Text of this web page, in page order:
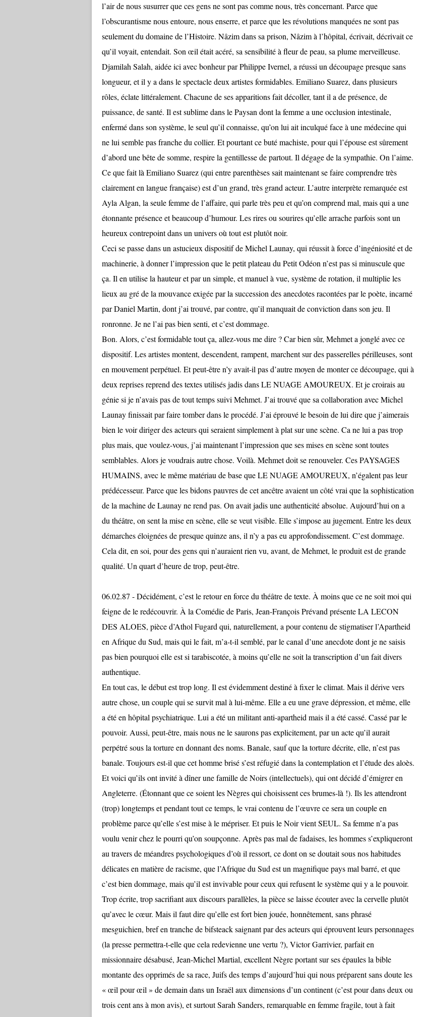
l’air de nous susurrer que ces gens ne sont pas comme nous, très concernant. Parce que
l’obscurantisme nous entoure, nous enserre, et parce que les révolutions manquées ne sont pas
seulement du domaine de l’Histoire. Nâzim dans sa prison, Nâzim à l’hôpital, écrivait, décrivait ce
qu’il voyait, entendait. Son œil était acéré, sa sensibilité à fleur de peau, sa plume merveilleuse.
Djamilah Salah, aidée ici avec bonheur par Philippe Ivernel, a réussi un découpage presque sans
longueur, et il y a dans le spectacle deux artistes formidables. Emiliano Suarez, dans plusieurs
rôles, éclate littéralement. Chacune de ses apparitions fait décoller, tant il a de présence, de
puissance, de santé. Il est sublime dans le Paysan dont la femme a une occlusion intestinale,
enfermé dans son système, le seul qu’il connaisse, qu’on lui ait inculqué face à une médecine qui
ne lui semble pas franche du collier. Et pourtant ce buté machiste, pour qui l’épouse est sûrement
d’abord une bête de somme, respire la gentillesse de partout. Il dégage de la sympathie. On l’aime.
Ce que fait là Emiliano Suarez (qui entre parenthèses sait maintenant se faire comprendre très
clairement en langue française) est d’un grand, très grand acteur. L’autre interprète remarquée est
Ayla Algan, la seule femme de l’affaire, qui parle très peu et qu’on comprend mal, mais qui a une
étonnante présence et beaucoup d’humour. Les rires ou sourires qu’elle arrache parfois sont un
heureux contrepoint dans un univers où tout est plutôt noir.
Ceci se passe dans un astucieux dispositif de Michel Launay, qui réussit à force d’ingéniosité et de
machinerie, à donner l’impression que le petit plateau du Petit Odéon n’est pas si minuscule que
ça. Il en utilise la hauteur et par un simple, et manuel à vue, système de rotation, il multiplie les
lieux au gré de la mouvance exigée par la succession des anecdotes racontées par le poète, incarné
par Daniel Martin, dont j’ai trouvé, par contre, qu’il manquait de conviction dans son jeu. Il
ronronne. Je ne l’ai pas bien senti, et c’est dommage.
Bon. Alors, c’est formidable tout ça, allez-vous me dire ? Car bien sûr, Mehmet a jonglé avec ce
dispositif. Les artistes montent, descendent, rampent, marchent sur des passerelles périlleuses, sont
en mouvement perpétuel. Et peut-être n’y avait-il pas d’autre moyen de monter ce découpage, qui à
deux reprises reprend des textes utilisés jadis dans LE NUAGE AMOUREUX. Et je croirais au
génie si je n’avais pas de tout temps suivi Mehmet. J’ai trouvé que sa collaboration avec Michel
Launay finissait par faire tomber dans le procédé. J’ai éprouvé le besoin de lui dire que j’aimerais
bien le voir diriger des acteurs qui seraient simplement à plat sur une scène. Ca ne lui a pas trop
plus mais, que voulez-vous, j’ai maintenant l’impression que ses mises en scène sont toutes
semblables. Alors je voudrais autre chose. Voilà. Mehmet doit se renouveler. Ces PAYSAGES
HUMAINS, avec le même matériau de base que LE NUAGE AMOUREUX, n’égalent pas leur
prédécesseur. Parce que les bidons pauvres de cet ancêtre avaient un côté vrai que la sophistication
de la machine de Launay ne rend pas. On avait jadis une authenticité absolue. Aujourd’hui on a
du théâtre, on sent la mise en scène, elle se veut visible. Elle s’impose au jugement. Entre les deux
démarches éloignées de presque quinze ans, il n’y a pas eu approfondissement. C’est dommage.
Cela dit, en soi, pour des gens qui n’auraient rien vu, avant, de Mehmet, le produit est de grande
qualité. Un quart d’heure de trop, peut-être.
06.02.87 - Décidément, c’est le retour en force du théâtre de texte. À moins que ce ne soit moi qui
feigne de le redécouvrir. À la Comédie de Paris, Jean-François Prévand présente LA LECON
DES ALOES, pièce d’Athol Fugard qui, naturellement, a pour contenu de stigmatiser l’Apartheid
en Afrique du Sud, mais qui le fait, m’a-t-il semblé, par le canal d’une anecdote dont je ne saisis
pas bien pourquoi elle est si tarabiscotée, à moins qu’elle ne soit la transcription d’un fait divers
authentique.
En tout cas, le début est trop long. Il est évidemment destiné à fixer le climat. Mais il dérive vers
autre chose, un couple qui se survit mal à lui-même. Elle a eu une grave dépression, et même, elle
a été en hôpital psychiatrique. Lui a été un militant anti-apartheid mais il a été cassé. Cassé par le
pouvoir. Aussi, peut-être, mais nous ne le saurons pas explicitement, par un acte qu’il aurait
perpétré sous la torture en donnant des noms. Banale, sauf que la torture décrite, elle, n’est pas
banale. Toujours est-il que cet homme brisé s’est réfugié dans la contemplation et l’étude des aloès.
Et voici qu’ils ont invité à dîner une famille de Noirs (intellectuels), qui ont décidé d’émigrer en
Angleterre. (Étonnant que ce soient les Nègres qui choisissent ces brumes-là !). Ils les attendront
(trop) longtemps et pendant tout ce temps, le vrai contenu de l’œuvre ce sera un couple en
problème parce qu’elle s’est mise à le mépriser. Et puis le Noir vient SEUL. Sa femme n’a pas
voulu venir chez le pourri qu’on soupçonne. Après pas mal de fadaises, les hommes s’expliqueront
au travers de méandres psychologiques d’où il ressort, ce dont on se doutait sous nos habitudes
délicates en matière de racisme, que l’Afrique du Sud est un magnifique pays mal barré, et que
c’est bien dommage, mais qu’il est invivable pour ceux qui refusent le système qui y a le pouvoir.
Trop écrite, trop sacrifiant aux discours parallèles, la pièce se laisse écouter avec la cervelle plutôt
qu’avec le cœur. Mais il faut dire qu’elle est fort bien jouée, honnêtement, sans phrasé
mesguichien, bref en tranche de bifsteack saignant par des acteurs qui éprouvent leurs personnages
(la presse permettra-t-elle que cela redevienne une vertu ?), Victor Garrivier, parfait en
missionnaire désabusé, Jean-Michel Martial, excellent Nègre portant sur ses épaules la bible
montante des opprimés de sa race, Juifs des temps d’aujourd’hui qui nous préparent sans doute les
« œil pour œil » de demain dans un Israël aux dimensions d’un continent (c’est pour dans deux ou
trois cent ans à mon avis), et surtout Sarah Sanders, remarquable en femme fragile, tout à fait